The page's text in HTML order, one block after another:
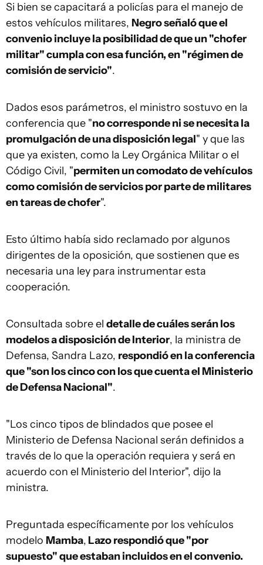
Si bien se capacitará a policías para el manejo de
estos vehículos militares, Negro señaló que el
convenio incluye la posibilidad de que un "chofer
militar" cumpla con esa función, en "régimen de
comisión de servicio".
Dados esos parámetros, el ministro sostuvo en la
conferencia que "no corresponde ni se necesita la
promulgación de una disposición legal" y que las
que ya existen, como la Ley Orgánica Militar o el
Código Civil, "permiten un comodato de vehículos
como comisión de servicios por parte de militares
en tareas de chofer".
Esto último había sido reclamado por algunos
dirigentes de la oposición, que sostienen que es
necesaria una ley para instrumentar esta
cooperación.
Consultada sobre el detalle de cuáles serán los
modelos a disposición de Interior, la ministra de
Defensa, Sandra Lazo, respondió en la conferencia
que "son los cinco con los que cuenta el Ministerio
de Defensa Nacional".
"Los cinco tipos de blindados que posee el
Ministerio de Defensa Nacional serán definidos a
través de lo que la operación requiera y será en
acuerdo con el Ministerio del Interior", dijo la
ministra.
Preguntada específicamente por los vehículos
modelo Mamba, Lazo respondió que "por
supuesto" que estaban incluidos en el convenio.